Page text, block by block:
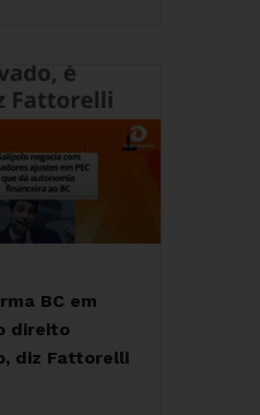
BC em
direito
diz Fattorelli